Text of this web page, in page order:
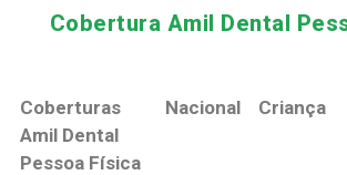
Cobertura Amil Dental
Coberturas
Amil Dental
Pessoa Física
Nacional Criança